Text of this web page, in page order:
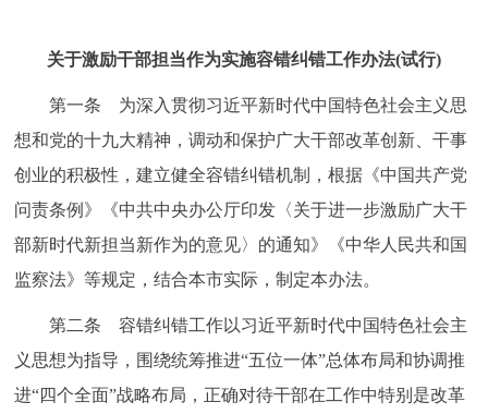
北京概况 十六区概览 人文北京
绿色北京 图说北京 视频北京
多语种
한국어
关于激励干部担当作为实施容错纠错工作办法(试行)
第一条 为深入贯彻习近平新时代中国特色社会主义思
想和党的十九大精神，调动和保护广大干部改革创新、干事
创业的积极性，建立健全容错纠错机制，根据《中国共产党
问责条例》《中共中央办公厅印发〈关于进一步激励广大干
部新时代新担当新作为的意见〉的通知》《中华人民共和国
监察法》等规定，结合本市实际，制定本办法。
第二条 容错纠错工作以习近平新时代中国特色社会主
义思想为指导，围绕统筹推进“五位一体”总体布局和协调推
进“四个全面”战略布局，正确对待干部在工作中特别是改革